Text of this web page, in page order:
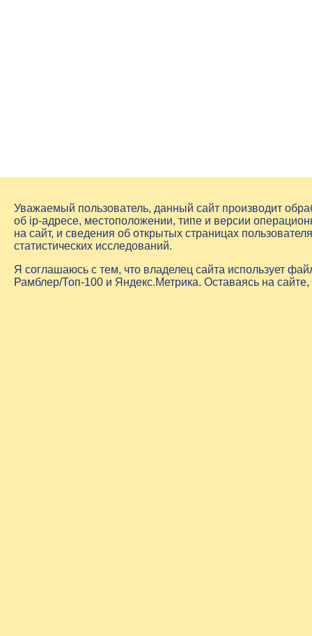
Уважаемый пользователь, данный сайт производит
об ip-адресе, местоположении, типе и версии
на сайт, и сведения об открытых страницах
статистических исследований.
Я соглашаюсь с тем, что владелец сайта использует
Рамблер/Топ-100 и Яндекс.Метрика. Оставаясь на